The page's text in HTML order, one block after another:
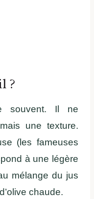
?
souvent. Il ne
une texture.
(les fameuses
à une légère
mélange du jus
chaude.